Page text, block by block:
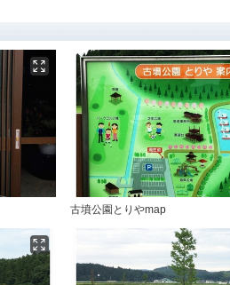
古墳公園とりやmap